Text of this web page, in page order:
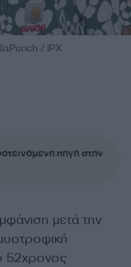
/ IPX
πηγή στην
μετά την
52χρονος